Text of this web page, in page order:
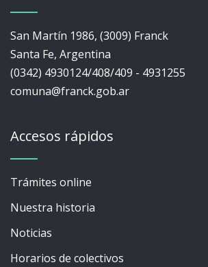
San Martín 1986, (3009) Franck
Santa Fe, Argentina
(0342) 4930124/408/409 - 4931255
comuna@franck.gob.ar
Accesos rápidos
Trámites online
Nuestra historia
Noticias
Horarios de colectivos